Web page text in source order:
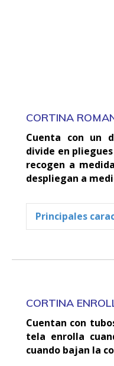
CORTINA
Cuenta con un
divide en
recogen a
despliegan a
Principales
CORTINA
Cuentan con
tela enrolla
cuando bajan la